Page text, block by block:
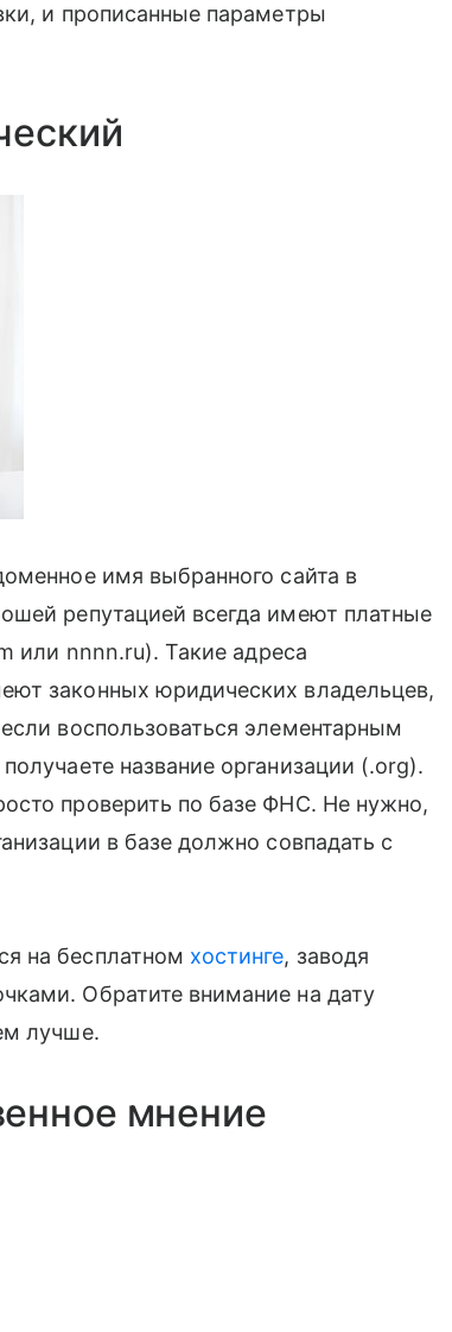
и прописанные параметры
имя выбранного сайта в
репутацией всегда имеют платные
или nnnn.ru). Такие адреса
законных юридических владельцев,
воспользоваться элементарным
название организации (.org).
проверить по базе ФНС. Не нужно,
в базе должно совпадать с
на бесплатном хостинге, заводя
Обратите внимание на дату
лучше.
мнение